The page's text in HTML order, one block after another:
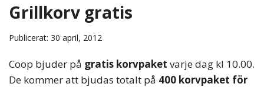
Grillkorv gratis
Publicerat: 30 april, 2012
Coop bjuder på gratis korvpaket varje dag kl 10.00.
De kommer att bjudas totalt på 400 korvpaket för